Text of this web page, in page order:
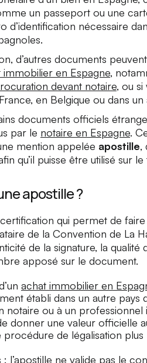
un passeport ou une
d’identification nécessaire
d’autres documents
immobilier en Espagne,
devant notaire, ou
en Belgique ou dans un
documents officiels
par le notaire en Espagne.
mention appelée apostille,
qu’il puisse être utilisé sur
apostille ?
certification qui permet de
de la Convention de La
de la signature, la qualité
apposé sur le document.
achat immobilier en
établi dans un autre
notaire ou à un
donner une valeur officielle
procédure de légalisation plus
l’apostille ne valide pas le